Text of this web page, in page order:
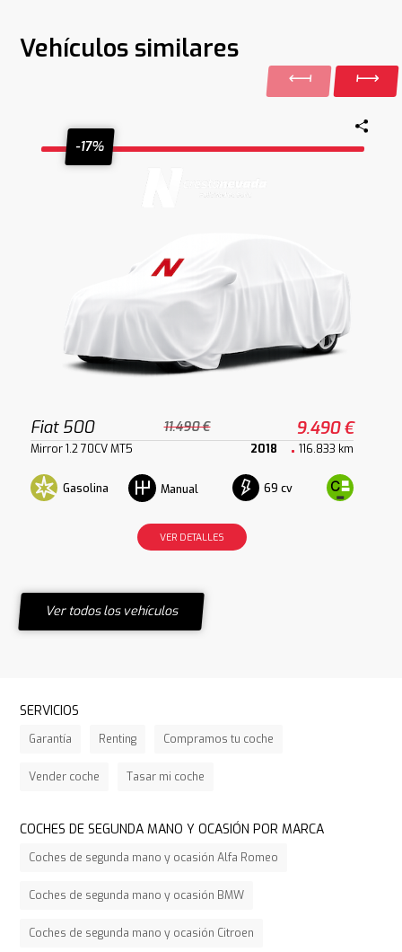
Vehículos similares
-17%
Fiat 500 11.490 € 9.490 €
Mirror 1.2 70CV MT5 2018 116.833 km
Gasolina Manual 69 cv
VER DETALLES
Ver todos los vehículos
SERVICIOS
Garantía Renting Compramos tu coche
Vender coche Tasar mi coche
COCHES DE SEGUNDA MANO Y OCASIÓN POR MARCA
Coches de segunda mano y ocasión Alfa Romeo
Coches de segunda mano y ocasión BMW
Coches de segunda mano y ocasión Citroen